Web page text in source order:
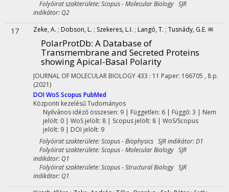
Folyóirat szakterülete: Scopus - Molecular Biology SJR
indikátor: Q2
17 Zeke, A. ; Dobson, L. ; Szekeres, L.I. ; Langó, T. ; Tusnády, G.E. ✉
PolarProtDb: A Database of
Transmembrane and Secreted Proteins
showing Apical-Basal Polarity
JOURNAL OF MOLECULAR BIOLOGY 433 : 11 Paper: 166705 , 8 p.
(2021)
DOIWoS Scopus PubMed
Központi kezelésűTudományos
Nyilvános idéző összesen: 9| Független: 6 | Függő: 3 | Nem
jelölt: 0 | WoS jelölt: 8 | Scopus jelölt: 8 | WoS/Scopus
jelölt: 9 | DOI jelölt: 9
Folyóirat szakterülete: Scopus - Biophysics SJR indikátor: D1
Folyóirat szakterülete: Scopus - Molecular Biology SJR
indikátor: Q1
Folyóirat szakterülete: Scopus - Structural Biology SJR
indikátor: Q1